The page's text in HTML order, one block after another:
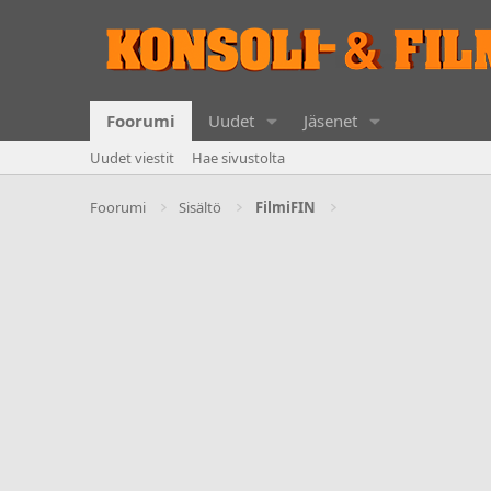
Foorumi Uudet Jäsenet
Uudet viestit Hae sivustolta
Foorumi Sisältö FilmiFIN